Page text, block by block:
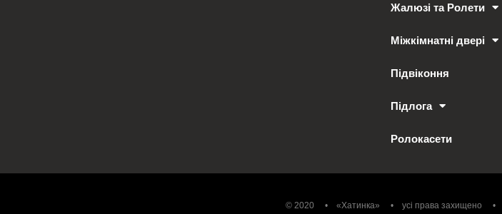
Жалюзі та Ролети
Міжкімнатні двері
Підвіконня
Підлога
Ролокасети
© 2020 • «Хатинка» • усі права захищено •